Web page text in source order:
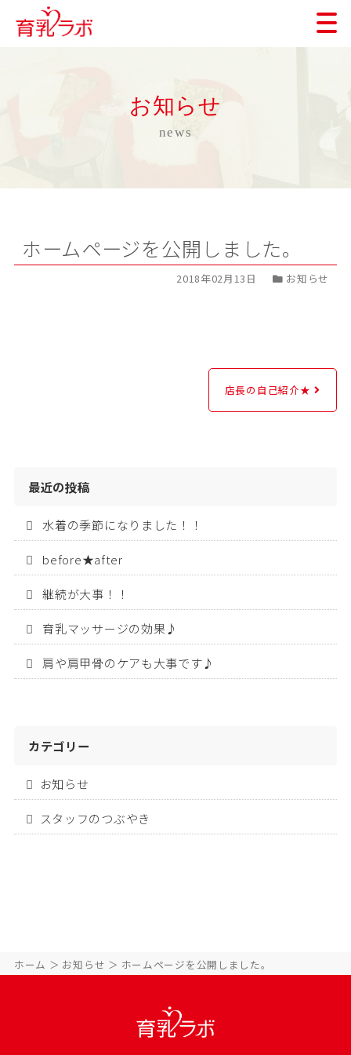
お知らせ
news
ホームページを公開しました。
お知らせ
2018年02月13日
店長の自己紹介★
最近の投稿
水着の季節になりました！！
before★after
継続が大事！！
育乳マッサージの効果♪
肩や肩甲骨のケアも大事です♪
カテゴリー
お知らせ
スタッフのつぶやき
ホーム お知らせ ホームページを公開しました。